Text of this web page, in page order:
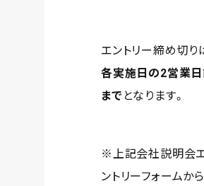
エントリー締め切り
各実施日の2営業
まで となります。
※上記会社説明会
ントリーフォームから